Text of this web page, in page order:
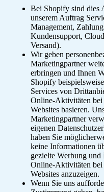
Bei Shopify sind dies
unserem Auftrag
Management,
Kundensupport,
Versand).
Wir geben
Marketingpartner
erbringen und Ihnen
Shopify
Services von
Online-Aktivitäten bei
Websites basieren.
Marketingpartner
eigenen
haben Sie
keine Informationen
gezielte Werbung
Online-Aktivitäten bei
Websites anzuzeigen.
Wenn Sie uns